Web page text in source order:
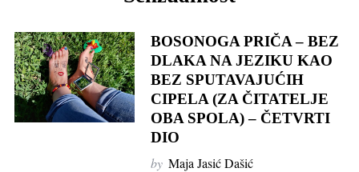
BOSONOGA PRIČA – BEZ
DLAKA NA JEZIKU KAO
BEZ SPUTAVAJUĆIH
CIPELA (ZA ČITATELJE
OBA SPOLA) – ČETVRTI
DIO
by Maja Jasić Dašić